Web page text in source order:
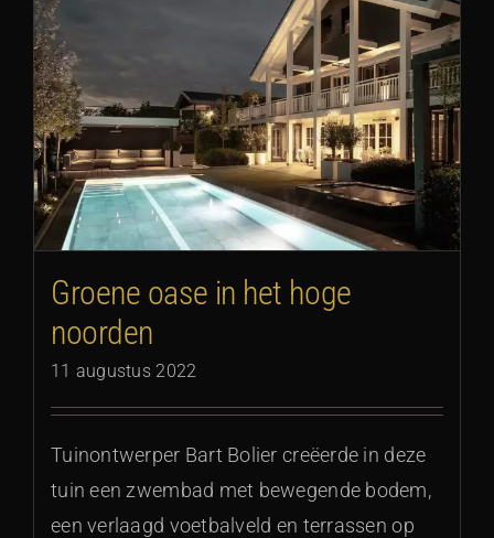
Groene oase in het hoge
noorden
11 augustus 2022
Tuinontwerper Bart Bolier creëerde in deze
tuin een zwembad met bewegende bodem,
een verlaagd voetbalveld en terrassen op